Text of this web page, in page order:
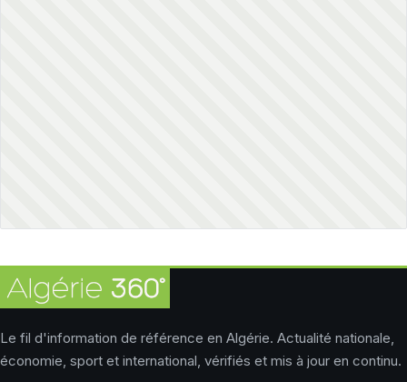
Le fil d'information de référence en Algérie. Actualité nationale,
économie, sport et international, vérifiés et mis à jour en continu.